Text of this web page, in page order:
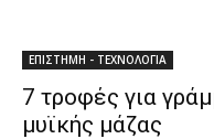
ΕΠΙΣΤΗΜΗ - ΤΕΧΝΟΛΟΓΙΑ
7 τροφές για
μυϊκής μάζας